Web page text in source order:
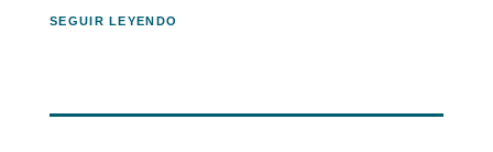
SEGUIR LEYENDO